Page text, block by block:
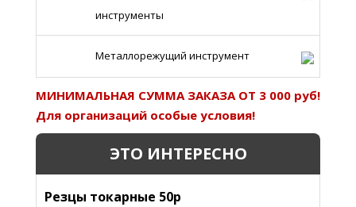
инструменты
Металлорежущий инструмент
МИНИМАЛЬНАЯ СУММА ЗАКАЗА ОТ 3 000 руб!
Для организаций особые условия!
ЭТО ИНТЕРЕСНО
Резцы токарные 50р